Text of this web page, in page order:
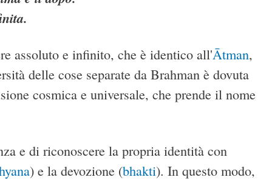
assoluto e infinito, che è identico all'Ātman,
delle cose separate da Brahman è dovuta
cosmica e universale, che prende il nome
e di riconoscere la propria identità con
) e la devozione (bhakti). In questo modo,